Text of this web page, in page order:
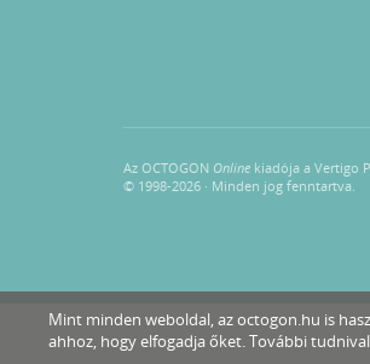
Az OCTOGON Online kiadója a Vertigo
© 1998-2026 · Minden jog fenntartva.
Mint minden weboldal, az octogon.hu is
ahhoz, hogy elfogadja őket. További